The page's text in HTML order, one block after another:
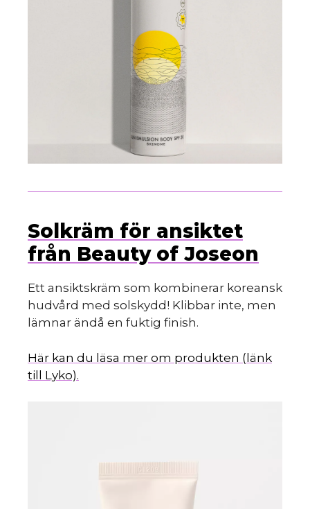
Solkräm för ansiktet
från Beauty of Joseon
Ett ansiktskräm som kombinerar koreansk
hudvård med solskydd! Klibbar inte, men
lämnar ändå en fuktig finish.
Här kan du läsa mer om produkten (länk
till Lyko).